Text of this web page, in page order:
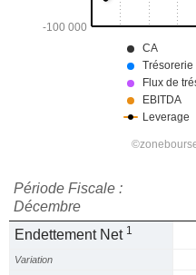
Période Fiscale :
Décembre
Endettement Net 1
Variation